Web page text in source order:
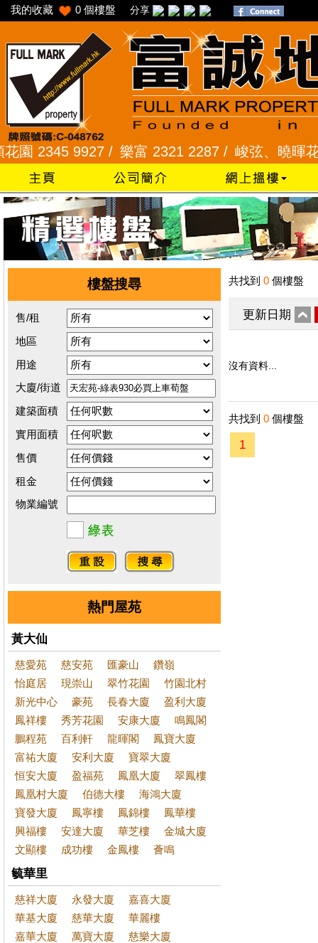
我的收藏 0 個樓盤 分享
2345 9927 /樂富 2321 2287 / 峻弦、曉暉花園
樓盤搜尋
售/租
地區
用途
大廈/街道
建築面積
實用面積
售價
租金
物業編號
熱門屋苑
黃大仙
慈愛苑 慈安苑 匯豪山
鑽嶺
怡庭居
現崇山 翠竹花園
竹園北村
新光中心
豪苑 長春大廈
盈利大廈
鳳祥樓
秀芳花園 安康大廈
鳴鳳閣
鵬程苑
百利軒 龍暉閣
鳳寶大廈
富祐大廈
安利大廈
寶翠大廈
恒安大廈
盈福苑 鳳凰大廈
翠鳳樓
鳳凰村大廈
伯德大樓
海鴻大廈
寶發大廈
鳳寧樓 鳳錦樓
鳳華樓
興福樓
安達大廈 華芝樓
金城大廈
文顯樓
成功樓 金鳳樓 薈鳴
毓華里
慈祥大廈 永發大廈
嘉喜大廈
華基大廈
慈華大廈
華麗樓
嘉華大廈
萬寶大廈
慈樂大廈
共找到 0 個樓盤
更新日期
沒有資料...
共找到 0 個樓盤
1